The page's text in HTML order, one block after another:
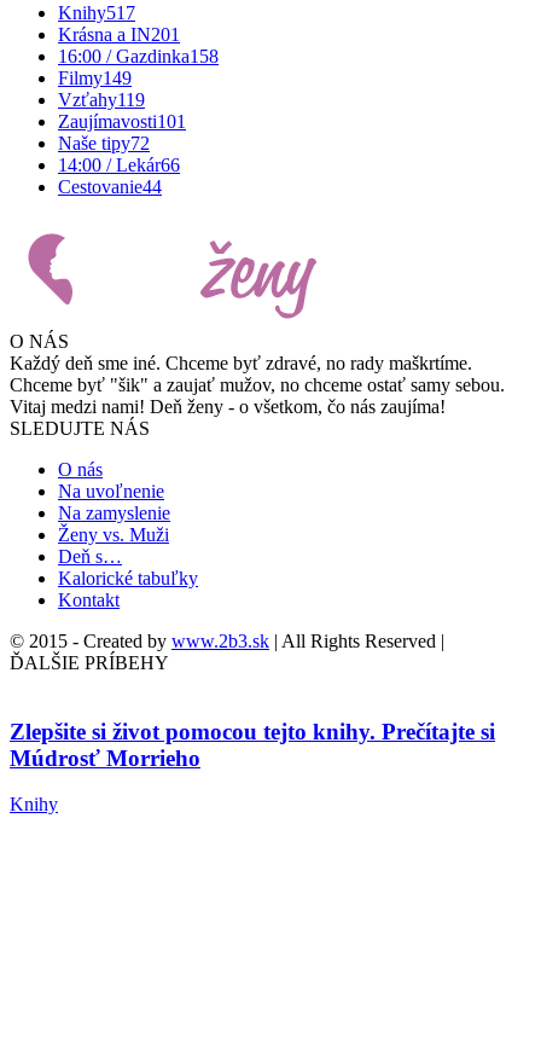
Knihy517
Krásna a IN201
16:00 / Gazdinka158
Filmy149
Vzťahy119
Zaujímavosti101
Naše tipy72
14:00 / Lekár66
Cestovanie44
O NÁS
Každý deň sme iné. Chceme byť zdravé, no rady maškrtíme.
Chceme byť "šik" a zaujať mužov, no chceme ostať samy sebou.
Vitaj medzi nami! Deň ženy - o všetkom, čo nás zaujíma!
SLEDUJTE NÁS
O nás
Na uvoľnenie
Na zamyslenie
Ženy vs. Muži
Deň s…
Kalorické tabuľky
Kontakt
© 2015 - Created by www.2b3.sk | All Rights Reserved |
ĎALŠIE PRÍBEHY
Zlepšite si život pomocou tejto knihy. Prečítajte si
Múdrosť Morrieho
Knihy